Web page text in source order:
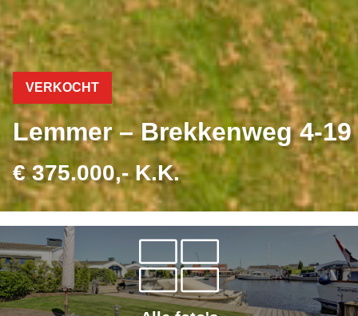
VERKOCHT
Lemmer – Brekkenweg 4-19
€ 375.000,- K.K.